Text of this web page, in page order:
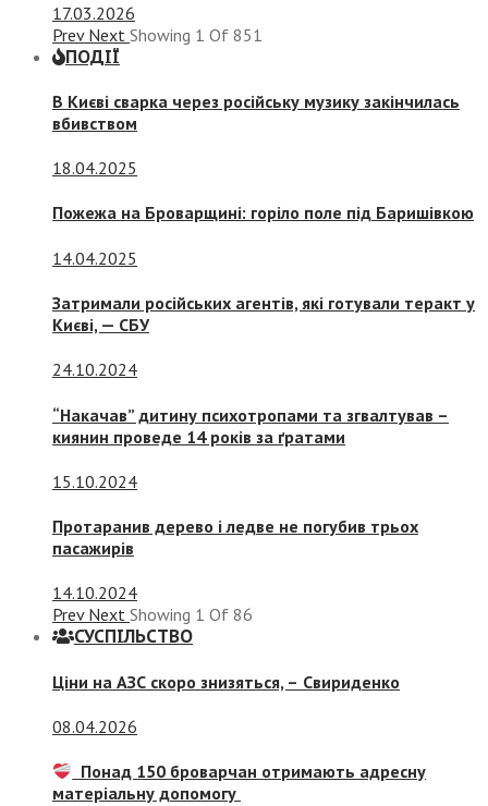
17.03.2026
Prev Next Showing 1 Of 851
ПОДІЇ
В Києві сварка через російську музику закінчилась
вбивством
18.04.2025
Пожежа на Броварщині: горіло поле під Баришівкою
14.04.2025
Затримали російських агентів, які готували теракт у
Києві, — СБУ
24.10.2024
“Накачав” дитину психотропами та згвалтував –
киянин проведе 14 років за ґратами
15.10.2024
Протаранив дерево і ледве не погубив трьох
пасажирів
14.10.2024
Prev Next Showing 1 Of 86
СУСПIЛЬСТВО
Ціни на АЗС скоро знизяться, – Свириденко
08.04.2026
Понад 150 броварчан отримають адресну
матеріальну допомогу